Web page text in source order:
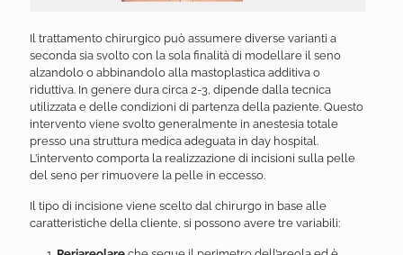
Il trattamento chirurgico può assumere diverse varianti a
seconda sia svolto con la sola finalità di modellare il seno
alzandolo o abbinandolo alla mastoplastica additiva o
riduttiva. In genere dura circa 2-3, dipende dalla tecnica
utilizzata e delle condizioni di partenza della paziente. Questo
intervento viene svolto generalmente in anestesia totale
presso una struttura medica adeguata in day hospital.
L’intervento comporta la realizzazione di incisioni sulla pelle
del seno per rimuovere la pelle in eccesso.
Il tipo di incisione viene scelto dal chirurgo in base alle
caratteristiche della cliente, si possono avere tre variabili: